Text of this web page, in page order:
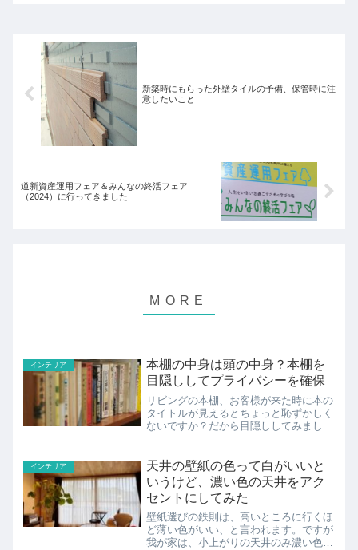
新築時にもらった外壁タイルの予備、保管時に注
意したいこと
道新資産運用フェア＆みんなの終活フェア
（2024）に行ってきました
インテリア
本棚の中身は頭の中身？本棚を
目隠ししてプライバシーを確保
リビングの本棚、お客様が来た時に本の
タイトルが見えるとちょっと恥ずかしく
ないですか？だから目隠ししてみまし
インテリア
天井の壁紙の色って白がいいと
いうけど、濃い色の天井をアク
セントにしてみた
壁紙選びの鉄則は、高いところに行くほ
ど薄い色がいい、と言われます。ですが
我が家は、小上がりの天井のみ濃い色を